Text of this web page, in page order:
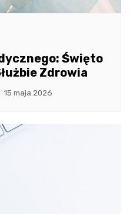
Święto
Zdrowia
15 maja 2026